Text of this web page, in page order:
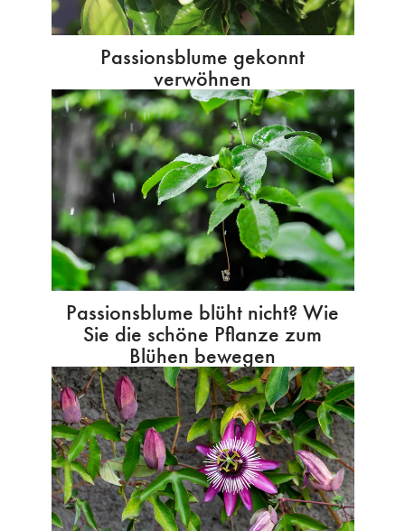
Passionsblume gekonnt
verwöhnen
Passionsblume blüht nicht? Wie
Sie die schöne Pflanze zum
Blühen bewegen